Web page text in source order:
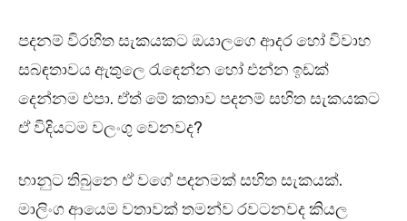
පදනම් විරහිත සැකයකට ඔයාලගෙ ආදර හෝ විවාහ
සබඳතාවය ඇතුලෙ රැඳෙන්න හෝ එන්න ඉඩක්
දෙන්නම එපා. ඒත් මේ කතාව පදනම් සහිත සැකයකට
ඒ විදියටම වලංගු වෙනවද?
භානුට තිබුනෙ ඒ වගේ පදනමක් සහිත සැකයක්.
මාලිංග ආයෙම වතාවක් තමන්ව රවටනවද කියල